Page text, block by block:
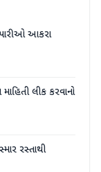
આકરા
લીક કરવાનો
રસ્તાથી